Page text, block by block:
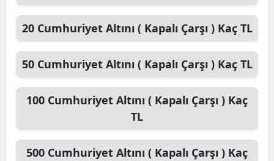
20 Cumhuriyet Altını ( Kapalı Çarşı )Kaç TL
50 Cumhuriyet Altını ( Kapalı Çarşı )Kaç TL
100 Cumhuriyet Altını ( Kapalı Çarşı ) Kaç
TL
500 Cumhuriyet Altını ( Kapalı Çarşı ) Kaç